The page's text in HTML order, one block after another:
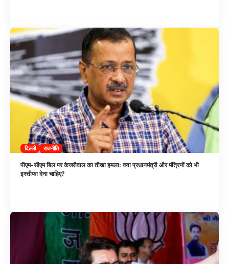
दिल्ली राजनीति
पीएम-सीएम बिल पर केजरीवाल का तीखा हमला: क्या प्रधानमंत्री और मंत्रियों को भी
इस्तीफा देना चाहिए?